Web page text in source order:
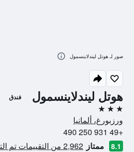
هوتل ليندلاينسمول فندق
3 نجوم
ورزبورغ، ألمانيا
+49 931 250 490
8.1 ممتاز 2,962 من التقييمات تم التحقق منها
صور لـ هوتل ليندلاينسمول